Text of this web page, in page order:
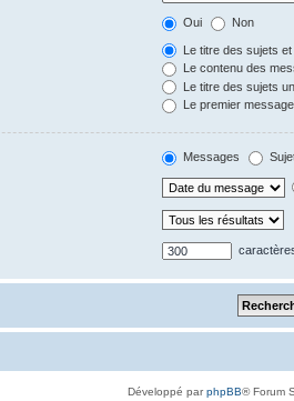
Oui Non
Le titre des sujets
Le contenu des
Le titre des sujets
Le premier
Messages
Développé parphpBB® Forum